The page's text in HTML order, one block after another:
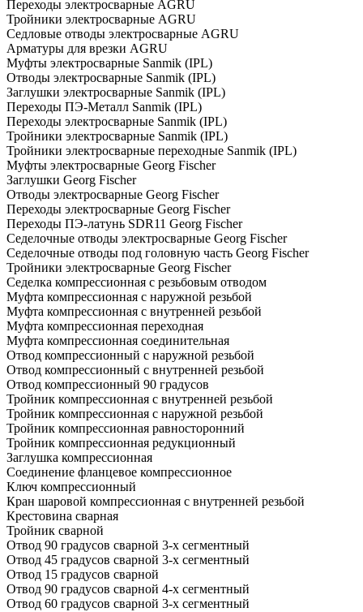
Переходы электросварные AGRU
Тройники электросварные AGRU
Седловые отводы электросварные AGRU
Арматуры для врезки AGRU
Муфты электросварные Sanmik (IPL)
Отводы электросварные Sanmik (IPL)
Заглушки электросварные Sanmik (IPL)
Переходы ПЭ-Металл Sanmik (IPL)
Переходы электросварные Sanmik (IPL)
Тройники электросварные Sanmik (IPL)
Тройники электросварные переходные Sanmik (IPL)
Муфты электросварные Georg Fischer
Заглушки Georg Fischer
Отводы электросварные Georg Fischer
Переходы электросварные Georg Fischer
Переходы ПЭ-латунь SDR11 Georg Fischer
Седелочные отводы электросварные Georg Fischer
Седелочные отводы под головную часть Georg Fischer
Тройники электросварные Georg Fischer
Седелка компрессионная с резьбовым отводом
Муфта компрессионная с наружной резьбой
Муфта компрессионная с внутренней резьбой
Муфта компрессионная переходная
Муфта компрессионная соединительная
Отвод компрессионный с наружной резьбой
Отвод компрессионный с внутренней резьбой
Отвод компрессионный 90 градусов
Тройник компрессионная с внутренней резьбой
Тройник компрессионная с наружной резьбой
Тройник компрессионная равносторонний
Тройник компрессионная редукционный
Заглушка компрессионная
Соединение фланцевое компрессионное
Ключ компрессионный
Кран шаровой компрессионная с внутренней резьбой
Крестовина сварная
Тройник сварной
Отвод 90 градусов сварной 3-х сегментный
Отвод 45 градусов сварной 3-х сегментный
Отвод 15 градусов сварной
Отвод 90 градусов сварной 4-х сегментный
Отвод 60 градусов сварной 3-х сегментный